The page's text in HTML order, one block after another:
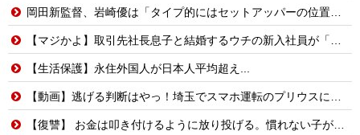
岡田新監督、岩崎優は「タイプ的にはセットアッパーの位置が一番合うてる」←おーん
【マジかよ】取引先社長息子と結婚するウチの新入社員が「結婚も契約も中止になりました…」→俺「こっちもグループ全社の取引中止しよう」
【生活保護】永住外国人が日本人平均超え...
【動画】逃げる判断はやっ！埼玉でスマホ運転のプリウスに当て逃げされる車載。
【復讐】 お金は叩き付けるように放り投げる。慣れない子がレジ打つと舌打ちしておっせーなと言う。